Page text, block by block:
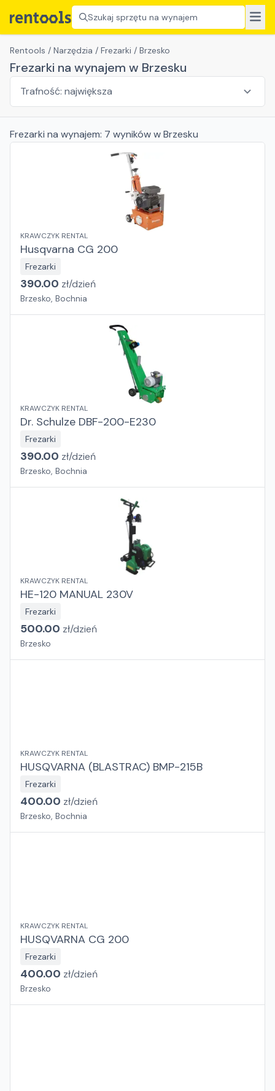
Szukaj sprzętu na wynajem
Rentools / Narzędzia / Frezarki / Brzesko
Frezarki na wynajem w Brzesku
Frezarki na wynajem: 7 wynikóww Brzesku
KRAWCZYK RENTAL
Husqvarna CG 200
Frezarki
390.00 zł/dzień
Brzesko, Bochnia
KRAWCZYK RENTAL
Dr. Schulze DBF-200-E230
Frezarki
390.00 zł/dzień
Brzesko, Bochnia
KRAWCZYK RENTAL
HE-120 MANUAL 230V
Frezarki
500.00 zł/dzień
Brzesko
KRAWCZYK RENTAL
HUSQVARNA (BLASTRAC) BMP-215B
Frezarki
400.00 zł/dzień
Brzesko, Bochnia
KRAWCZYK RENTAL
HUSQVARNA CG 200
Frezarki
400.00 zł/dzień
Brzesko